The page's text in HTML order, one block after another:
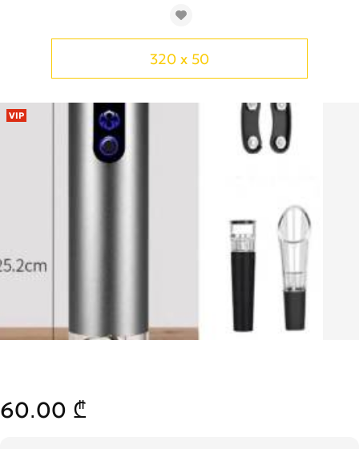
320 x 50
VIP
60.00 ₾